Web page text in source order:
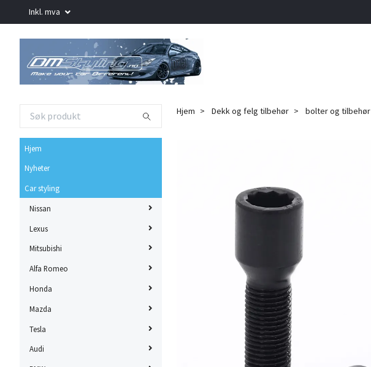
Inkl. mva
Hjem
Nyheter
Car styling
Nissan
Lexus
Mitsubishi
Alfa Romeo
Honda
Mazda
Tesla
Audi
Hjem Dekk og felg tilbehør bolter og tilbehør